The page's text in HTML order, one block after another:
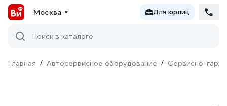
Москва Для юрлиц
Поиск в каталоге
Главная / Автосервисное оборудование / Сервисно-